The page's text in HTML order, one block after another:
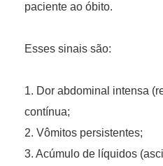
paciente ao óbito.
Esses sinais são:
1. Dor abdominal intensa
contínua;
2. Vômitos persistentes;
3. Acúmulo de líquidos